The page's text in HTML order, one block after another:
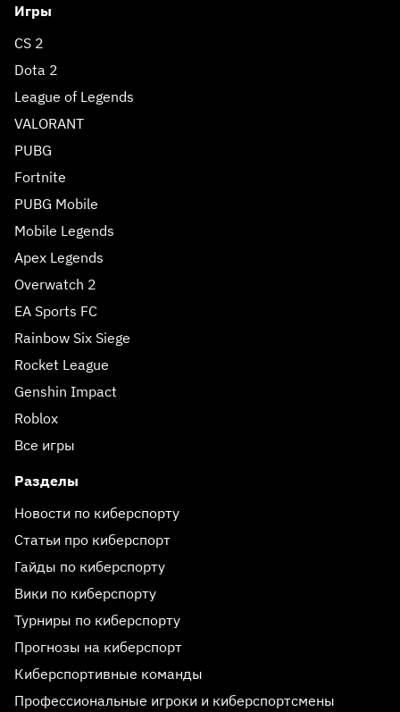
Игры
CS 2
Dota 2
League of Legends
VALORANT
PUBG
Fortnite
PUBG Mobile
Mobile Legends
Apex Legends
Overwatch 2
EA Sports FC
Rainbow Six Siege
Rocket League
Genshin Impact
Roblox
Все игры
Разделы
Новости по киберспорту
Статьи про киберспорт
Гайды по киберспорту
Вики по киберспорту
Турниры по киберспорту
Прогнозы на киберспорт
Киберспортивные команды
Профессиональные игроки и киберспортсмены